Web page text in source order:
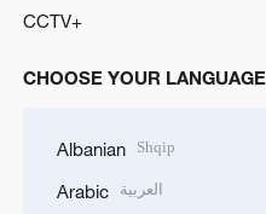
CCTV+
CHOOSE YOUR LANGUAGE
Albanian Shqip
Arabic العربية